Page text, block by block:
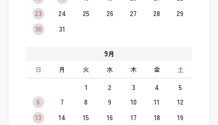
23
24 25 26 27 28
29
30
31
9月
日
月 火 水 木 金 土
1 2 3 4
5
6
7 8 9 10 11
12
13
14 15 16 17 18
19